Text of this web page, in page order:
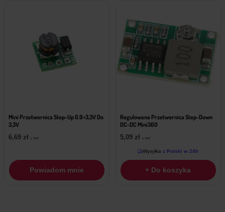
Mini Przetwornica Step-Up 0.9÷3,3V Do
3,3V
6,69 zł z VAT
Powiadom mnie
Regulowana Przetwornica Step-Down
DC-DC Mini360
5,09 zł z VAT
Wysyłka z Polski w 24h
+ Do koszyka